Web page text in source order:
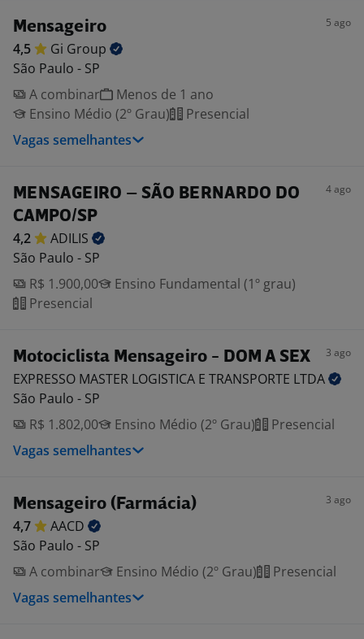
Mensageiro 5 ago
4,5 Gi Group
São Paulo - SP
A combinar
Menos de 1 ano
Ensino Médio (2º Grau)
Presencial
Vagas semelhantes
MENSAGEIRO – SÃO BERNARDO DO
CAMPO/SP
4 ago
4,2
ADILIS
São Paulo - SP
R$ 1.900,00
Ensino Fundamental (1º grau)
Presencial
Motociclista Mensageiro - DOM A SEX 3 ago
EXPRESSO MASTER LOGISTICA E TRANSPORTE LTDA
São Paulo - SP
R$ 1.802,00
Ensino Médio (2º Grau)
Presencial
Vagas semelhantes
Mensageiro (Farmácia) 3 ago
4,7
AACD
São Paulo - SP
A combinar
Ensino Médio (2º Grau)
Presencial
Vagas semelhantes